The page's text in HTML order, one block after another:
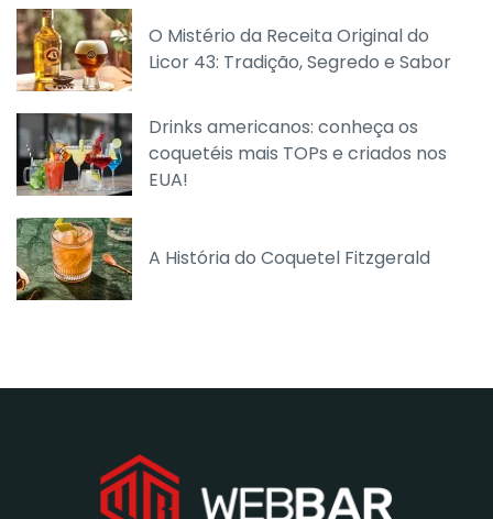
O Mistério da Receita Original do
Licor 43: Tradição, Segredo e Sabor
Drinks americanos: conheça os
coquetéis mais TOPs e criados nos
EUA!
A História do Coquetel Fitzgerald